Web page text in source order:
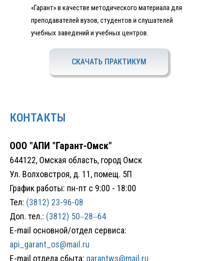
«Гарант» в качестве методического материала для
преподавателей вузов, студентов и слушателей
учебных заведений и учебных центров.
СКАЧАТЬ ПРАКТИКУМ
КОНТАКТЫ
ООО "АПИ "Гарант-Омск"
644122, Омская область, город Омск
Ул. Волховстроя, д. 11, помещ. 5П
График работы: пн-пт с 9:00 - 18:00
Тел: (3812) 23-96-08
Доп. тел.: (3812) 50‒28‒64
E-mail основной/отдел сервиса:
api_garant_os@mail.ru
E-mail отдела сбыта: garantws@mail.ru